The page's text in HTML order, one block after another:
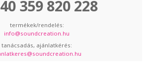
359 820 228
termékek/rendelés:
info@soundcreation.hu
tanácsadás, ajánlatkérés: